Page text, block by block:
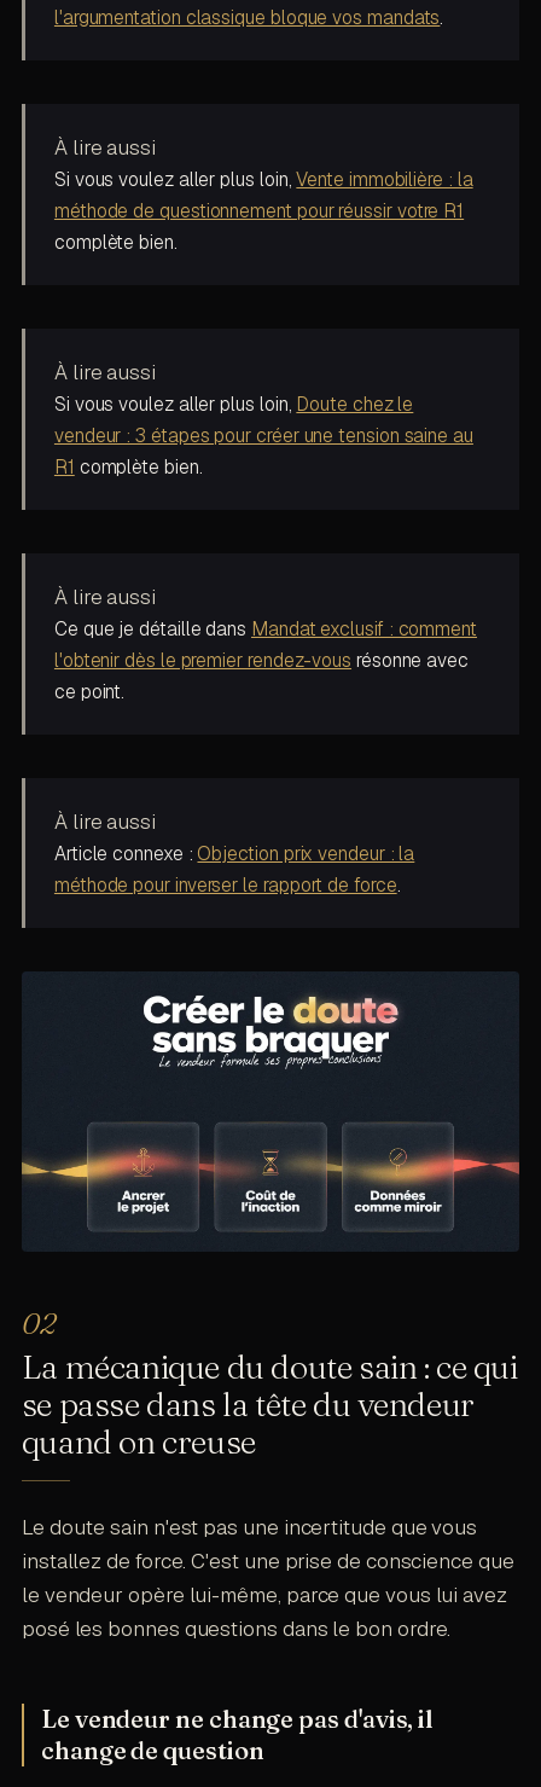
l'argumentation classique bloque vos mandats.
À lire aussi
Si vous voulez aller plus loin,Vente immobilière : la
méthode de questionnement pour réussir votre R1
complète bien.
À lire aussi
Si vous voulez aller plus loin, Doute chez le
vendeur : 3 étapes pour créer une tension saine au
R1 complète bien.
À lire aussi
Ce que je détaille dans Mandat exclusif : comment
l'obtenir dès le premier rendez-vous résonne avec
ce point.
À lire aussi
Article connexe : Objection prix vendeur : la
méthode pour inverser le rapport de force.
La mécanique du doute sain : ce qui
se passe dans la tête du vendeur
quand on creuse
Le doute sain n'est pas une incertitude que vous
installez de force. C'est une prise de conscience que
le vendeur opère lui-même, parce que vous lui avez
posé les bonnes questions dans le bon ordre.
Le vendeur ne change pas d'avis, il
change de question